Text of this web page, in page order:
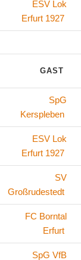
ESV Lok
Erfurt 1927
GAST
SpG
Kerspleben
ESV Lok
Erfurt 1927
SV
Großrudestedt
FC Borntal
Erfurt
SpG VfB